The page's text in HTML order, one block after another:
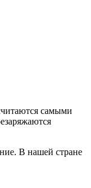
самыми
В нашей стране